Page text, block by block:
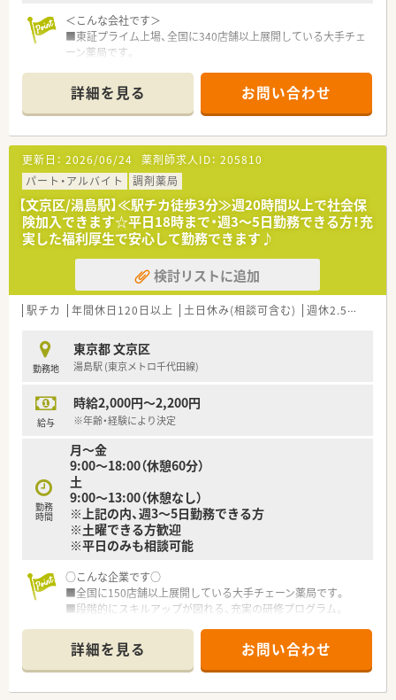
温かな雰囲気です。
＜こんな会社です＞
■東証プライム上場、全国に340店舗以上展開している大手チェ
ーン薬局です。
様々な形態の薬局を全国に展開しております。
■福利厚生も充実しているので、安心して働けます。
■ほぼ全店で「座り投薬」のためでしっかりと患者様に向き合っ
て服薬指導ができます
■「地域密着」がキーワード。地域に毎に合わせた店舗デザイン、
25年前より取り組んでいる在宅（実施率90%）、健康イベントな
どを行っています
■「育休・育短の取得が100%（一般平均83.6％）」の取得実績か
つ、「復帰率96%（一般平均40％）」
■段階的にスキルアップが図れる、充実の研修プログラム。
■症例検討会・服薬指導ロールプレイング・メーカー説明会・医療
機関との合同勉強会など、各種勉強会も多数あります！
＜こんな方にオススメ！＞
★在宅の実施率は全店舗の内90%のため在宅医療に興味・熱意の
★ライフワークバランス重視の方！
★地域密着の薬局で働きたい方！
■定期的な勉強会や外部研修にも積極的に参加のためスキルア
ップ可能です。
ます。
■新入社員研修や中堅社員研修、管理者研修など、階層別での研
修プログラムのほか、薬局内での勉強会、学術大会への参加など
教育制度も充実しています
≪成長できる環境≫
約26年前から在宅・施設業務に取り組んで来た経験･実績を活か
し医療機関との連携を深めてます。薬剤師一人あたりの処方箋
処理枚数が少なく、バランス良く業務をこなす事が可能です。
■「機能性のあるアロマ」や「医療用サプリメント」を活用した予
防医療にも携わる事が可能です。
■より高度な知識を学びたい方という方には、大学病院の敷地内
へも薬局を出店しており、病院と連携し病院研修を実施しており
「外来がん治療認定薬剤師」をはじめとする資格・専門性を身に
詳細を見る お問い合わせ
更新日： 2026/06/24 薬剤師求人ID： 205810
パート・アルバイト
調剤薬局
【文京区/湯島駅】≪駅チカ徒歩3分≫週20時間以上で社会保
険加入できます☆平日18時まで・週3～5日勤務できる方！充
実した福利厚生で安心して勤務できます♪
検討リストに追加
駅チカ 年間休日120日以上 土日休み(相談可含む) 週休2.5日以上
勤務地
東京都 文京区
湯島駅 (東京メトロ千代田線)
給与
時給2,000円～2,200円
※年齢・経験により決定
勤務
時間
月～金
9:00～18:00（休憩60分）
土
9:00～13:00（休憩なし）
※上記の内、週3～5日勤務できる方
※土曜できる方歓迎
※平日のみも相談可能
○こんな企業です○
■全国に150店舗以上展開している大手チェーン薬局です。
■段階的にスキルアップが図れる、充実の研修プログラム。
機関との合同勉強会など、各種勉強会も多数あります！
■最新の監査システムを導入、薬剤師業務に集中できる環境です
■産休復帰率96％・女性も長く働ける環境です
詳細を見る お問い合わせ